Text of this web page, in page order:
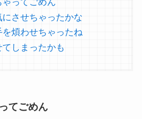
ってごめん
にさせちゃったかな
を煩わせちゃったね
しまったかも
てごめん